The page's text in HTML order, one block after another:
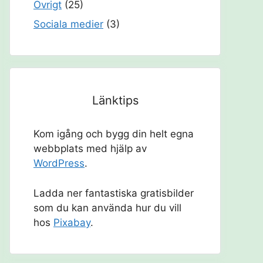
Övrigt (25)
Sociala medier (3)
Länktips
Kom igång och bygg din helt egna
webbplats med hjälp av
WordPress.
Ladda ner fantastiska gratisbilder
som du kan använda hur du vill
hos Pixabay.